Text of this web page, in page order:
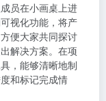
员在小画桌上进
视化功能，将产
便大家共同探讨
解决方案。在项
，能够清晰地制
和标记完成情